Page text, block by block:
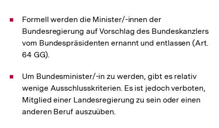
Formell werden die Minister/-innen der
Bundesregierung auf Vorschlag des Bundeskanzlers
vom Bundespräsidenten ernannt und entlassen (Art.
64 GG).
Um Bundesminister/-in zu werden, gibt es relativ
wenige Ausschlusskriterien. Es ist jedoch verboten,
Mitglied einer Landesregierung zu sein oder einen
anderen Beruf auszuüben.